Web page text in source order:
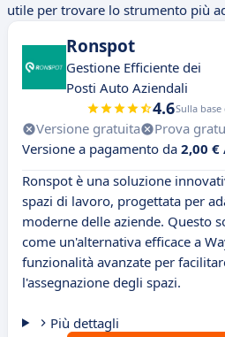
utile per trovare lo strumento più
Ronspot
Gestione Efficiente dei
Posti Auto Aziendali
4.6Sulla base
Versione gratuita Prova
Versione a pagamento da 2,00 €
Ronspot è una soluzione
spazi di lavoro, progettata per
moderne delle aziende. Questo
come un'alternativa efficace a
funzionalità avanzate per
l'assegnazione degli spazi.
Più dettagli